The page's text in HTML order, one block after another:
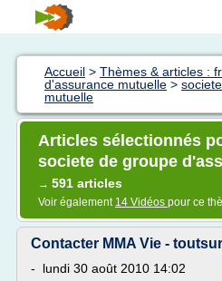
Accueil > Thèmes & articles :
d'assurance mutuelle >
mutuelle
Articles sélectionnés
societe de groupe
→ 591 articles
Voir également 14 Vidéos pour ce
Contacter MMA Vie -
- lundi 30 août 2010 14:02